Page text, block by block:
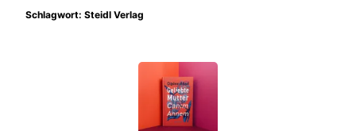
Schlagwort: Steidl Verlag